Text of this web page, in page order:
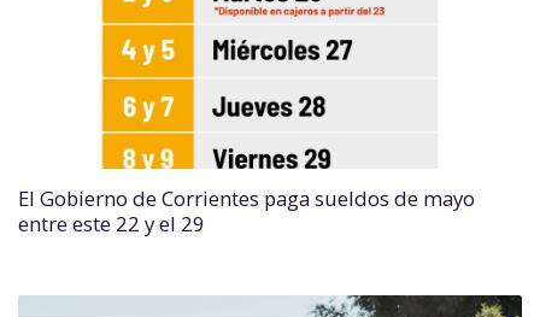
El Gobierno de Corrientes paga sueldos de mayo
entre este 22 y el 29